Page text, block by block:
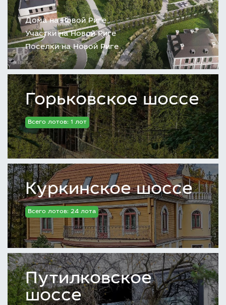
Дома на Новой Риге
Участки на Новой Риге
Поселки на Новой Риге
Горьковское шоссе
Всего лотов: 1 лот
Куркинское шоссе
Всего лотов: 24 лота
Путилковское
шоссе